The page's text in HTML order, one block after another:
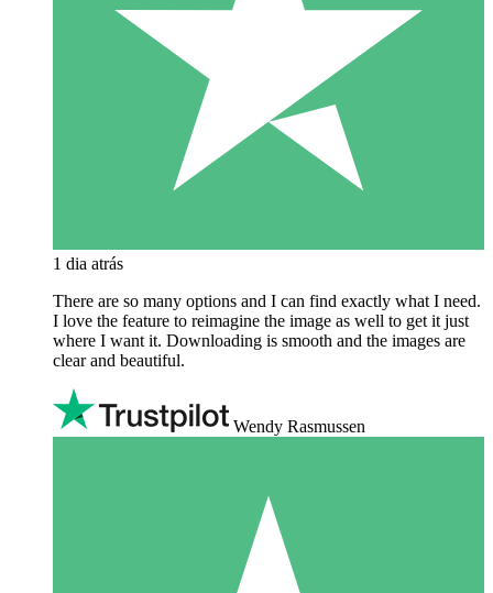
1 dia atrás
There are so many options and I can find exactly what I need.
I love the feature to reimagine the image as well to get it just
where I want it. Downloading is smooth and the images are
clear and beautiful.
Wendy Rasmussen